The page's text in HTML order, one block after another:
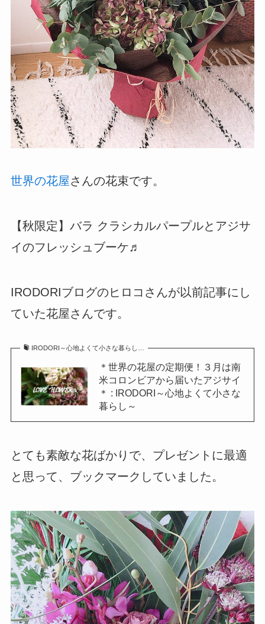
世界の花屋さんの花束です。
【秋限定】バラ クラシカルパープルとアジサ
イのフレッシュブーケ♬
IRODORIブログのヒロコさんが以前記事にし
ていた花屋さんです。
IRODORI～心地よくて小さな暮らし…
＊世界の花屋の定期便！３月は南
米コロンビアから届いたアジサイ
＊ : IRODORI～心地よくて小さな
暮らし～
とても素敵な花ばかりで、プレゼントに最適
と思って、ブックマークしていました。